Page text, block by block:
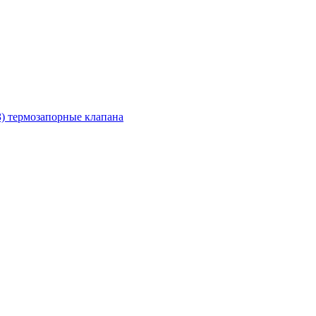
термозапорные клапана